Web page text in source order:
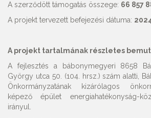
A szerződött támogatás összege: 66 857
A projekt tervezett befejezési dátuma:
A projekt tartalmának részletes
A fejlesztés a bábonymegyeri 8658
György utca 50. (104. hrsz.) szám alatti,
Önkormányzatának kizárólagos
képező épület energiahatékonyság-
irányul.